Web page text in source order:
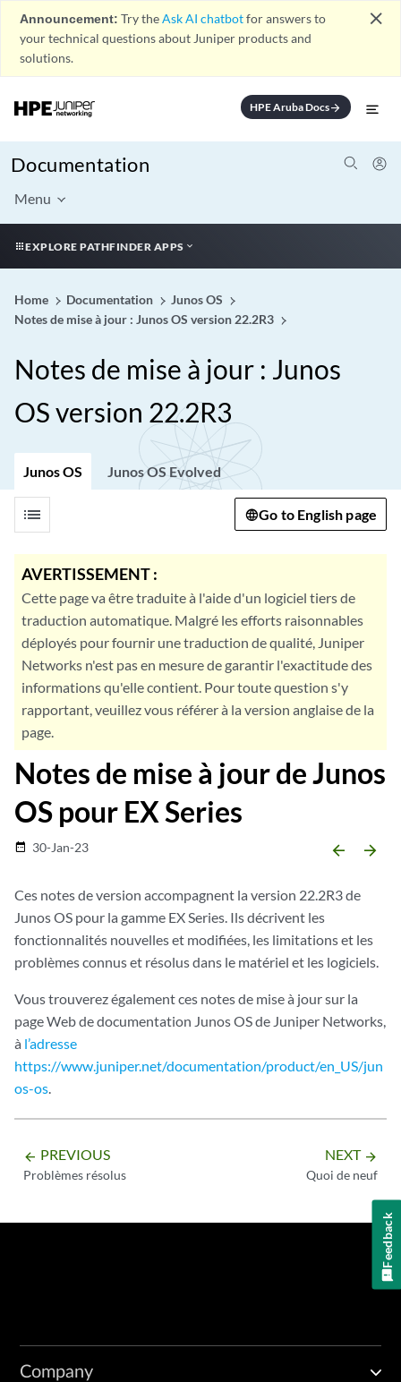
Announcement: Try theAsk AI chatbotfor answers to
your technical questions about Juniper products and
solutions.
close
HPE Aruba Docsarrow_forward
Documentation
Menu
EXPLORE PATHFINDER APPS
Home Documentation
Junos OS
Notes de mise à jour : Junos OS version 22.2R3
Notes de mise à jour : Junos
OS version 22.2R3
Junos OS Junos OS Evolved
list Go to English page
AVERTISSEMENT :
Cette page va être traduite à l'aide d'un logiciel tiers de
traduction automatique. Malgré les efforts raisonnables
déployés pour fournir une traduction de qualité, Juniper
Networks n'est pas en mesure de garantir l'exactitude des
informations qu'elle contient. Pour toute question s'y
rapportant, veuillez vous référer à la version anglaise de la
page.
Notes de mise à jour de Junos
OS pour EX Series
date_range 30-Jan-23 arrow_backward arrow_forward
Ces notes de version accompagnent la version 22.2R3 de
Junos OS pour la gamme EX Series. Ils décrivent les
fonctionnalités nouvelles et modifiées, les limitations et les
problèmes connus et résolus dans le matériel et les logiciels.
Vous trouverez également ces notes de mise à jour sur la
page Web de documentation Junos OS de Juniper Networks,
à l’adresse
https://www.juniper.net/documentation/product/en_US/jun
os-os.
arrow_backward PREVIOUS
Problèmes résolus
NEXT arrow_forward
Quoi de neuf
Company
Feedback